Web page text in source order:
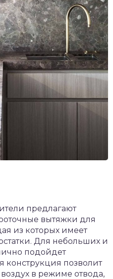
предлагают
вытяжки для
из которых имеет
Для небольших и
подойдет
конструкция позволит
в режиме отвода,